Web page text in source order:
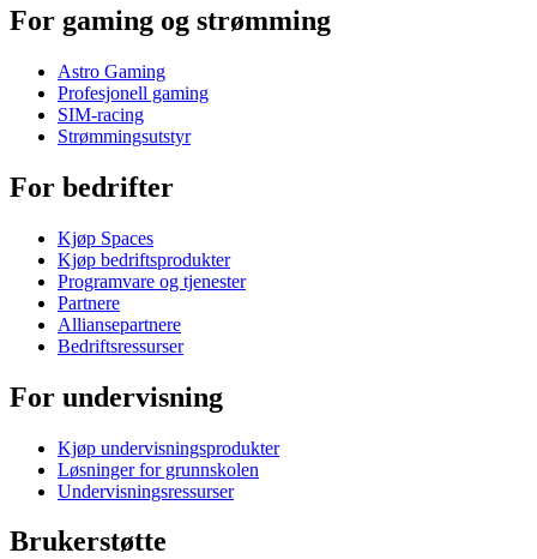
For gaming og strømming
Astro Gaming
Profesjonell gaming
SIM-racing
Strømmingsutstyr
For bedrifter
Kjøp Spaces
Kjøp bedriftsprodukter
Programvare og tjenester
Partnere
Alliansepartnere
Bedriftsressurser
For undervisning
Kjøp undervisningsprodukter
Løsninger for grunnskolen
Undervisningsressurser
Brukerstøtte